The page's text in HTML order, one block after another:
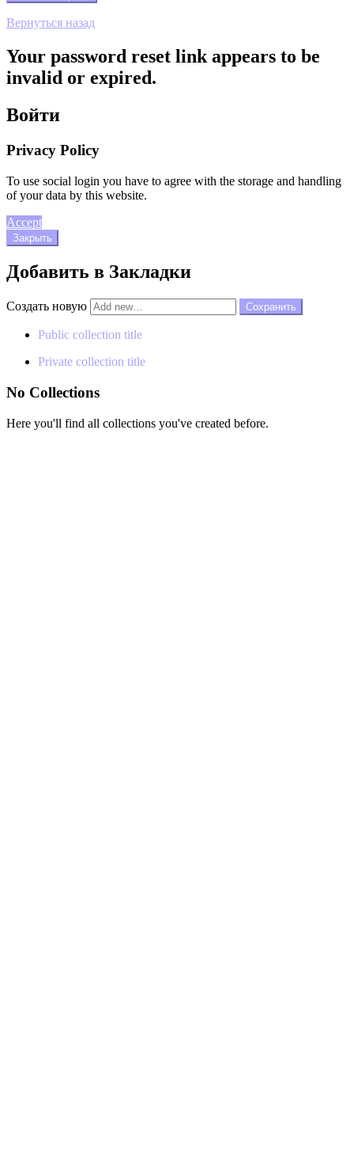
Вернуться назад
Your password reset link appears to be
invalid or expired.
Войти
Privacy Policy
To use social login you have to agree with the storage and handling
of your data by this website.
Accept
Закрыть
Добавить в Закладки
Создать новую
Public collection title
Private collection title
No Collections
Here you'll find all collections you've created before.